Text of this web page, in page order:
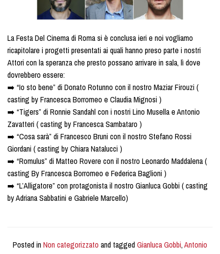
La Festa Del Cinema di Roma si è conclusa ieri e noi vogliamo
ricapitolare i progetti presentati ai quali hanno preso parte i nostri
Attori con la speranza che presto possano arrivare in sala, lì dove
dovrebbero essere:
➡️ “Io sto bene” di Donato Rotunno con il nostro Maziar Firouzi (
casting by Francesca Borromeo e Claudia Mignosi )
➡️ “Tigers” di Ronnie Sandahl con i nostri Lino Musella e Antonio
Zavatteri ( casting by Francesca Sambataro )
➡️ “Cosa sarà” di Francesco Bruni con il nostro Stefano Rossi
Giordani ( casting by Chiara Natalucci )
➡️ “Romulus” di Matteo Rovere con il nostro Leonardo Maddalena (
casting By Francesca Borromeo e Federica Baglioni )
➡️ “L’Alligatore” con protagonista il nostro Gianluca Gobbi ( casting
by Adriana Sabbatini e Gabriele Marcello)
Posted inNon categorizzato and taggedGianluca Gobbi,Antonio